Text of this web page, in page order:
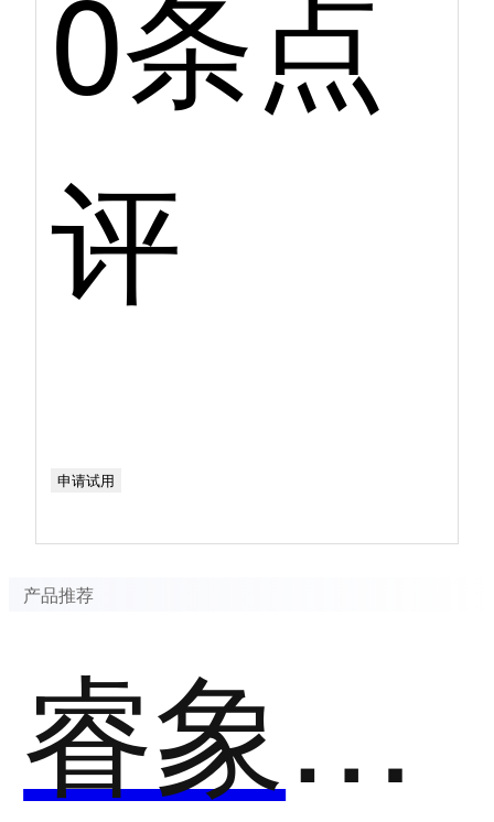
评
申请试用
产品推荐
睿象云-小程序性能监控平台